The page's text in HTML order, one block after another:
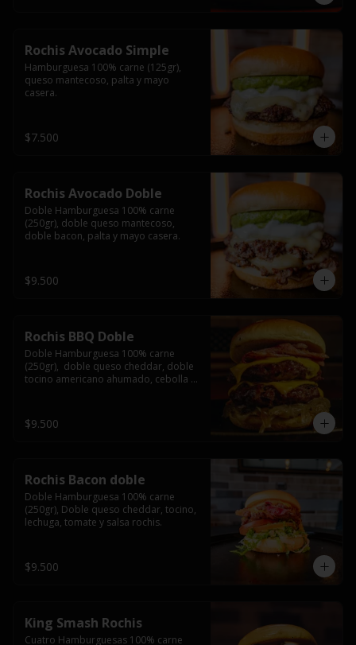
Rochis Avocado Simple
Hamburguesa 100% carne (125gr),
queso mantecoso, palta y mayo
casera.
$7.500
Rochis Avocado Doble
Doble Hamburguesa 100% carne
(250gr), doble queso mantecoso,
doble bacon, palta y mayo casera.
$9.500
Rochis BBQ Doble
Doble Hamburguesa 100% carne
(250gr),  doble queso cheddar, doble
tocino americano ahumado, cebolla
$9.500
Rochis Bacon doble
Doble Hamburguesa 100% carne
(250gr), Doble queso cheddar, tocino,
lechuga, tomate y salsa rochis.
$9.500
King Smash Rochis
Cuatro Hamburguesas 100% carne